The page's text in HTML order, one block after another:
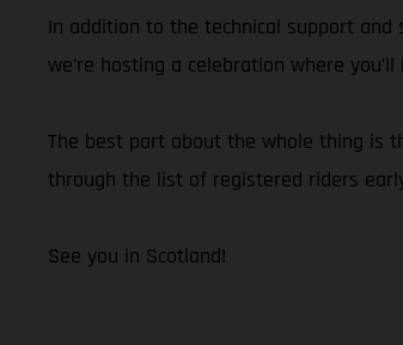
In addition to the technical support and
we’re hosting a celebration where
The best part about the whole thing is
through the list of registered riders
See you in Scotland!